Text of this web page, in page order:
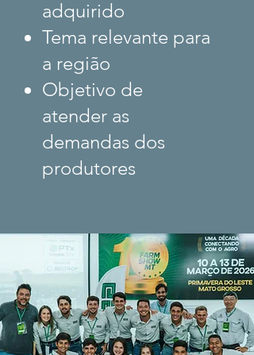
adquirido
Tema relevante para
a região
Objetivo de
atender as
demandas dos
produtores